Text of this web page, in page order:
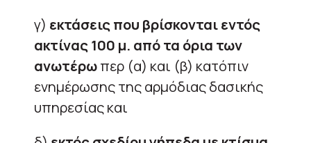
γ) εκτάσεις που βρίσκονται εντός
ακτίνας 100 μ. από τα όρια των
ανωτέρωπερ (α) και (β) κατόπιν
ενημέρωσης της αρμόδιας δασικής
υπηρεσίας και